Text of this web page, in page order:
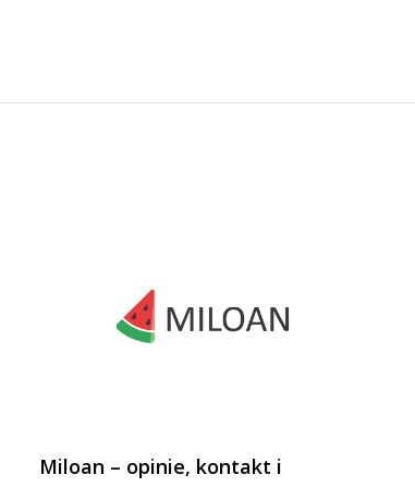
Miloan – opinie, kontakt i